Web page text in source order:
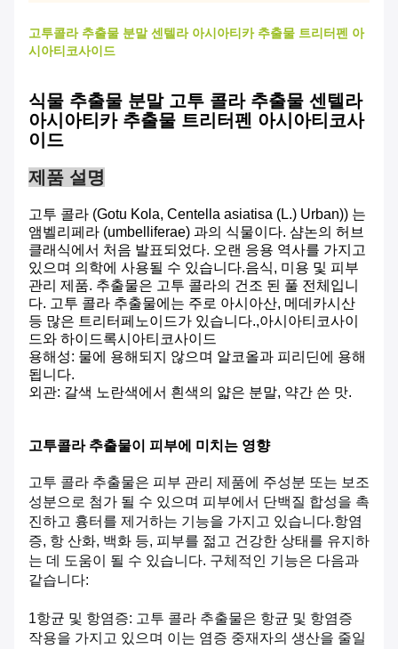
고투콜라 추출물 분말 센텔라 아시아티카 추출물 트리터펜 아
시아티코사이드
식물 추출물 분말 고투 콜라 추출물 센텔라
아시아티카 추출물 트리터펜 아시아티코사
이드
제품 설명
고투 콜라 (Gotu Kola, Centella asiatisa (L.) Urban)) 는
앰벨리페라 (umbelliferae) 과의 식물이다. 샴논의 허브
클래식에서 처음 발표되었다. 오랜 응용 역사를 가지고
있으며 의학에 사용될 수 있습니다.음식, 미용 및 피부
관리 제품. 추출물은 고투 콜라의 건조 된 풀 전체입니
다. 고투 콜라 추출물에는 주로 아시아산, 메데카시산
등 많은 트리터페노이드가 있습니다.,아시아티코사이
드와 하이드록시아티코사이드
용해성: 물에 용해되지 않으며 알코올과 피리딘에 용해
됩니다.
외관: 갈색 노란색에서 흰색의 얇은 분말, 약간 쓴 맛.
고투콜라 추출물이 피부에 미치는 영향
고투 콜라 추출물은 피부 관리 제품에 주성분 또는 보조
성분으로 첨가 될 수 있으며 피부에서 단백질 합성을 촉
진하고 흉터를 제거하는 기능을 가지고 있습니다.항염
증, 항 산화, 백화 등, 피부를 젊고 건강한 상태를 유지하
는 데 도움이 될 수 있습니다. 구체적인 기능은 다음과
같습니다:
1항균 및 항염증: 고투 콜라 추출물은 항균 및 항염증
작용을 가지고 있으며 이는 염증 중재자의 생산을 줄일